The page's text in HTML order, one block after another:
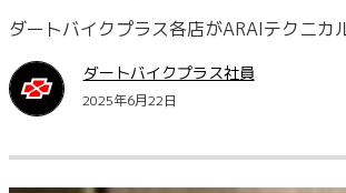
ダートバイクプラス各店がARAIテクニ
ダートバイクプラス社員
2025年6月22日